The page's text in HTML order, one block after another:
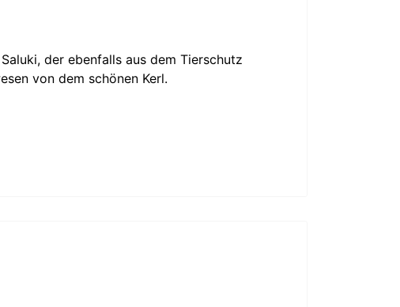
der ebenfalls aus dem Tierschutz
von dem schönen Kerl.